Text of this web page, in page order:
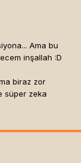
Ama bu
inşallah :D
biraz zor
süper zeka